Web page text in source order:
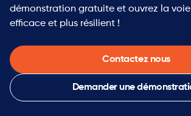
démonstration gratuite et ouvrez la
efficace et plus résilient !
Contactez nous
Demander une